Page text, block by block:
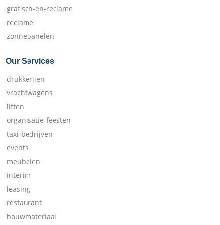
grafisch-en-reclame
reclame
zonnepanelen
Our Services
drukkerijen
vrachtwagens
liften
organisatie-feesten
taxi-bedrijven
events
meubelen
interim
leasing
restaurant
bouwmateriaal